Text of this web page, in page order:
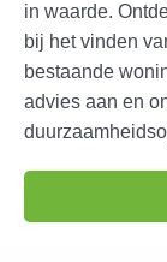
in waarde.
bij het vinden
bestaande
advies aan en